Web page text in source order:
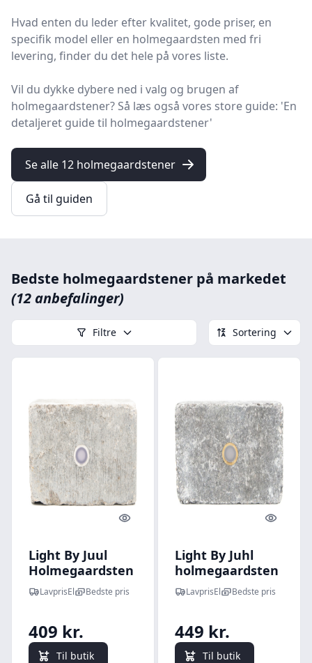
Hvad enten du leder efter kvalitet, gode priser, en
specifik model eller en holmegaardsten med fri
levering, finder du det hele på vores liste.
Vil du dykke dybere ned i valg og brugen af
holmegaardstener? Så læs også vores store guide: 'En
detaljeret guide til holmegaardstener'
Se alle 12 holmegaardstener
Gå til guiden
Bedste holmegaardstener på markedet
(12 anbefalinger)
Filtre Sortering
Quick look
Light By Juul
Holmegaardsten
kantblok med
Cosmos spot, grå
LavprisEl Bedste pris
409 kr.
Til butik
Quick
Light By Juhl
holmegaardsten
med Cosmos
messing spot,
antracit
LavprisEl Bedste pris
449 kr.
Til butik